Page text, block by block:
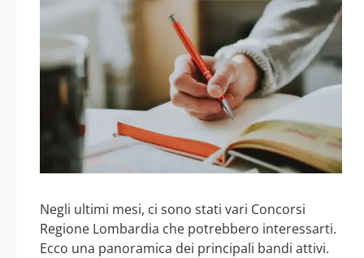
Negli ultimi mesi, ci sono stati vari Concorsi
Regione Lombardia che potrebbero interessarti.
Ecco una panoramica dei principali bandi attivi.